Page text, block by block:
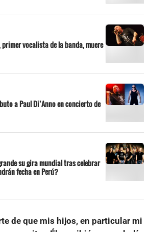
primer vocalista de la banda, muere
a Paul Di’Anno en concierto de
su gira mundial tras celebrar
fecha en Perú?
de que mis hijos, en particular mi